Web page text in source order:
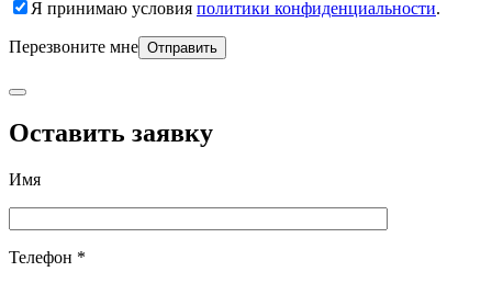
Я принимаю условия политики конфиденциальности.
Перезвоните мне
Оставить заявку
Имя
Телефон *